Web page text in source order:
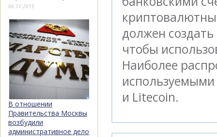
должен
чтобы
Наиболее
используемыми
и Litecoin.
06.11.2015
В отношении
Правительства Москвы
возбудили
административное дело